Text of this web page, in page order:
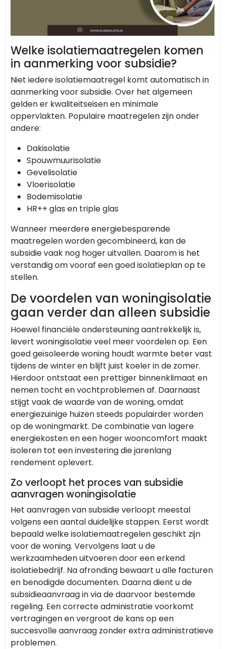
Welke isolatiemaatregelen komen
in aanmerking voor subsidie?
Niet iedere isolatiemaatregel komt automatisch in
aanmerking voor subsidie. Over het algemeen
gelden er kwaliteitseisen en minimale
oppervlakten. Populaire maatregelen zijn onder
andere:
Dakisolatie
Spouwmuurisolatie
Gevelisolatie
Vloerisolatie
Bodemisolatie
HR++ glas en triple glas
Wanneer meerdere energiebesparende
maatregelen worden gecombineerd, kan de
subsidie vaak nog hoger uitvallen. Daarom is het
verstandig om vooraf een goed isolatieplan op te
stellen.
De voordelen van woningisolatie
gaan verder dan alleen subsidie
Hoewel financiële ondersteuning aantrekkelijk is,
levert woningisolatie veel meer voordelen op. Een
goed geïsoleerde woning houdt warmte beter vast
tijdens de winter en blijft juist koeler in de zomer.
Hierdoor ontstaat een prettiger binnenklimaat en
nemen tocht en vochtproblemen af. Daarnaast
stijgt vaak de waarde van de woning, omdat
energiezuinige huizen steeds populairder worden
op de woningmarkt. De combinatie van lagere
energiekosten en een hoger wooncomfort maakt
isoleren tot een investering die jarenlang
rendement oplevert.
Zo verloopt het proces van subsidie
aanvragen woningisolatie
Het aanvragen van subsidie verloopt meestal
volgens een aantal duidelijke stappen. Eerst wordt
bepaald welke isolatiemaatregelen geschikt zijn
voor de woning. Vervolgens laat u de
werkzaamheden uitvoeren door een erkend
isolatiebedrijf. Na afronding bewaart u alle facturen
en benodigde documenten. Daarna dient u de
subsidieaanvraag in via de daarvoor bestemde
regeling. Een correcte administratie voorkomt
vertragingen en vergroot de kans op een
succesvolle aanvraag zonder extra administratieve
problemen.